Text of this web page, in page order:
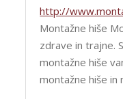
http://
Montažne hiše
zdrave in trajne.
montažne hiše
montažne hiše in